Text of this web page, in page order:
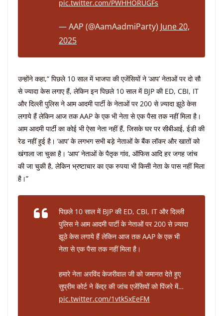
pic.twitter.com/PWHHORUGFs
— AAP (@AamAadmiParty) June 20,
2025
उन्होंने कहा,“ पिछले 10 साल में भाजपा की एजेंसियों ने ‘आप’ नेताओं पर दो सौ
से ज्यादा केस लगाए हैं, लेकिन इन पिछले 10 साल में BJP की ED, CBI, IT
और दिल्ली पुलिस ने आम आदमी पार्टी के नेताओं पर 200 से ज़्यादा झूठे केस
लगाये हैं लेकिन आज तक AAP के एक भी नेता से एक पैसा तक नहीं मिला है।
आम आदमी पार्टी का कोई भी ऐसा नेता नहीं हैं, जिसके घर पर सीबीआई, ईडी की
रेड नहीं हुई है। ‘आप’ के लगभग सभी बड़े नेताओं के बैंक लॉकर और खातों को
खंगाला जा चुका है। ‘आप’ नेताओं के पैतृक गांव, ऑफिस आदि हर जगह जांच
की जा चुकी है, लेकिन भ्रष्टाचार का एक रुपया भी किसी नेता के पास नहीं मिला
है।”
पिछले 10 साल में BJP की ED, CBI, IT और दिल्ली
पुलिस ने आम आदमी पार्टी के नेताओं पर 200 से ज़्यादा
झूठे केस लगाये हैं लेकिन आज तक AAP के एक भी
नेता से एक पैसा तक नहीं मिला है।
हमारे नेता अरविंद केजरीवाल जी को जमानत देते हुए
सुप्रीम कोर्ट ने केंद्र की जांच एजेंसियों को पिंजरे में…
pic.twitter.com/1vtk5xEeFM